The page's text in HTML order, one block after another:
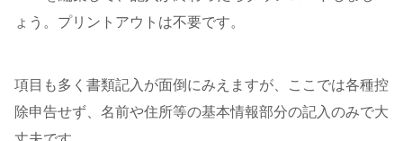
ょう。プリントアウトは不要です。
項目も多く書類記入が面倒にみえますが、ここでは各種控
除申告せず、名前や住所等の基本情報部分の記入のみで大